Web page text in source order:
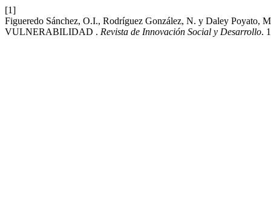
[1]
Figueredo Sánchez, O.I., Rodríguez González, N. y Daley
VULNERABILIDAD . Revista de Innovación Social y Desarrollo.